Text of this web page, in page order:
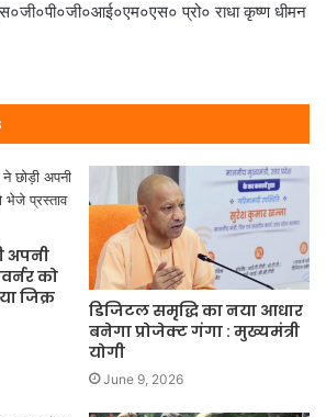
प्रो० राधा कृष्ण धीमन
अपनी
को
जिक्र
डिजिटल समृद्धि का नया आधार
बनेगा प्रोजेक्ट गंगा : मुख्यमंत्री
योगी
June 9, 2026